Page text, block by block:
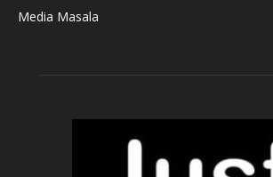
Media Masala